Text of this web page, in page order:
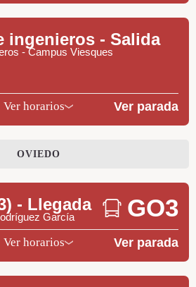
ingenieros - Salida
- Campus Viesques
Ver horarios Ver parada
OVIEDO
- Llegada
García GO3
Ver horarios Ver parada